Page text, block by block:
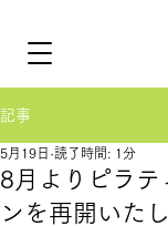
記事
8月よりピラテ
ンを再開いた
5月19日 読了時間: 1分